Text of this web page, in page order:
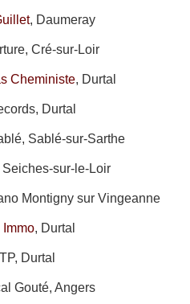
, Daumeray
Cré-sur-Loir
Cheministe, Durtal
Durtal
Sablé-sur-Sarthe
Seiches-sur-le-Loir
Montigny sur Vingeanne
Immo, Durtal
TP, Durtal
Gouté, Angers